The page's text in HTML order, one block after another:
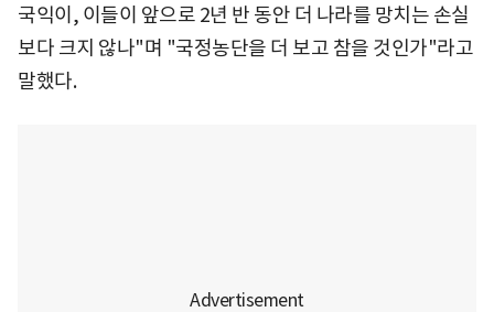
국익이, 이들이 앞으로 2년 반 동안 더 나라를 망치는 손실
보다 크지 않나"며 "국정농단을 더 보고 참을 것인가"라고
말했다.